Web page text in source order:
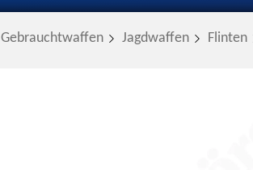
Gebrauchtwaffen Jagdwaffen Flinten